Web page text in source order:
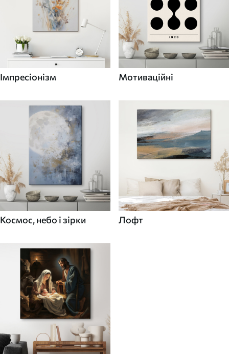
Імпресіонізм Мотиваційні
Космос, небо і зірки Лофт